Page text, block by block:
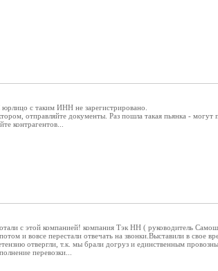
с таким ИНН не зарегистрировано.
отправляйте документы. Раз пошла такая пьянка -
контрагентов...
с этой компанией! компания Тэк НН ( руководитель
и вовсе перестали отвечать на звонки.Выставили в свое
отвергли, т.к. мы брали догруз и единственным
перевозки...